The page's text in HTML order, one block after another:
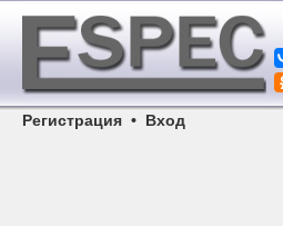
Регистрация • Вход